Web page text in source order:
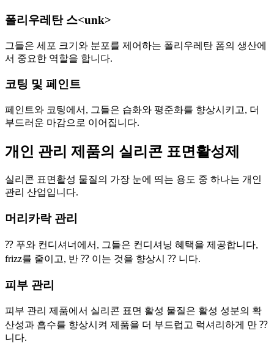
폴리우레탄 스<unk>
그들은 세포 크기와 분포를 제어하는 폴리우레탄 폼의 생산에
서 중요한 역할을 합니다.
코팅 및 페인트
페인트와 코팅에서, 그들은 습화와 평준화를 향상시키고, 더
부드러운 마감으로 이어집니다.
개인 관리 제품의 실리콘 표면활성제
실리콘 표면활성 물질의 가장 눈에 띄는 용도 중 하나는 개인
관리 산업입니다.
머리카락 관리
⁇ 푸와 컨디셔너에서, 그들은 컨디셔닝 혜택을 제공합니다,
frizz를 줄이고, 반 ⁇ 이는 것을 향상시 ⁇ 니다.
피부 관리
피부 관리 제품에서 실리콘 표면 활성 물질은 활성 성분의 확
산성과 흡수를 향상시켜 제품을 더 부드럽고 럭셔리하게 만 ⁇
니다.